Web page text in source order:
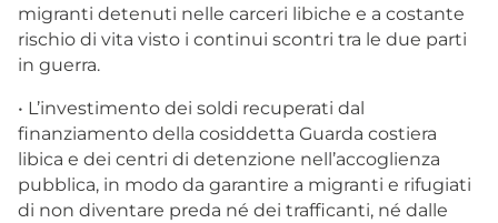
migranti detenuti nelle carceri libiche e a costante
rischio di vita visto i continui scontri tra le due parti
in guerra.
• L’investimento dei soldi recuperati dal
finanziamento della cosiddetta Guarda costiera
libica e dei centri di detenzione nell’accoglienza
pubblica, in modo da garantire a migranti e rifugiati
di non diventare preda né dei trafficanti, né dalle